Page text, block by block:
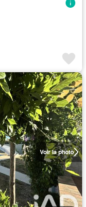
Voir la photo